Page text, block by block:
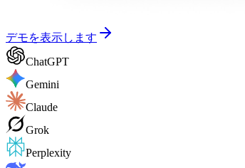
デモを表示します
ChatGPT
Gemini
Claude
Grok
Perplexity